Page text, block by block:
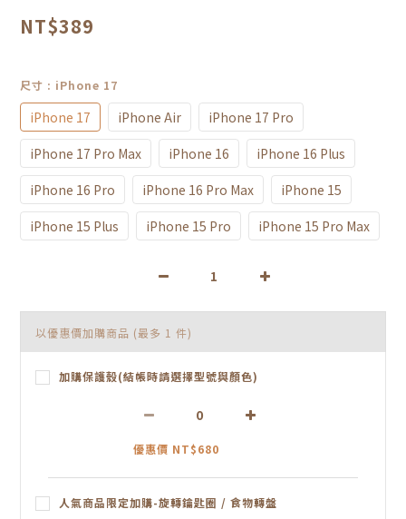
NT$389
尺寸 : iPhone 17
iPhone 17 iPhone Air
iPhone 17 Pro
iPhone 17 Pro Max
iPhone 16
iPhone 16 Plus
iPhone 16 Pro
iPhone 16 Pro Max
iPhone 15
iPhone 15 Plus
iPhone 15 Pro iPhone 15 Pro Max
以優惠價加購商品 (最多 1 件)
加購保護殼(結帳時請選擇型號與顏色)
優惠價 NT$680
人氣商品限定加購-旋轉鑰匙圈 / 食物轉盤